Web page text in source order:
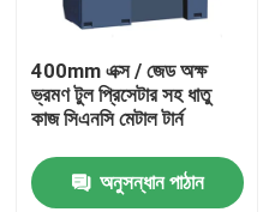
আমাদের সম্পর্কে
400mm এক্স / জেড অক্ষ
ভ্রমণ টুল প্রিসেটার সহ ধাতু
কাজ সিএনসি মেটাল টার্ন
অনুসন্ধান পাঠান